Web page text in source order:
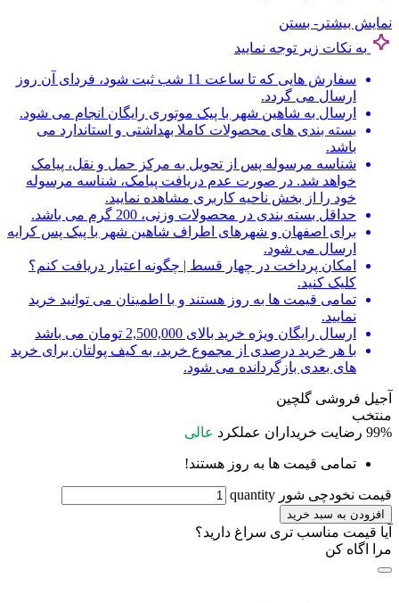
نمایش بیشتر - بستن
به نکات زیر توجه نمایید
سفارش هایی که تا ساعت 11 شب ثبت شود، فردای آن روز
ارسال می گردد.
ارسال به شاهین شهر با پیک موتوری رایگان انجام می شود.
بسته بندی های محصولات کاملا بهداشتی و استاندارد می
باشد.
شناسه مرسوله پس از تحویل به مرکز حمل و نقل، پیامک
خواهد شد. در صورت عدم دریافت پیامک، شناسه مرسوله
خود را از بخش ناحیه کاربری مشاهده نمایید.
حداقل بسته بندی در محصولات وزنی، 200 گرم می باشد.
برای اصفهان و شهرهای اطراف شاهین شهر با پیک پس کرایه
ارسال می شود.
امکان پرداخت در چهار قسط | چگونه اعتبار دریافت کنم؟
کلیک کنید.
تمامی قیمت ها به روز هستند و با اطمینان می توانید خرید
نمایید.
ارسال رایگان ویژه خرید بالای 2,500,000 تومان می باشد
با هر خرید درصدی از مجموع خرید، به کیف پولتان برای خرید
های بعدی بازگردانده می شود.
آجیل فروشی گلچین
منتخب
99% رضایت خریداران عملکرد عالی
تمامی قیمت ها به روز هستند!
قیمت نخودچی شور quantity
افزودن به سبد خرید
آیا قیمت مناسب تری سراغ دارید؟
مرا اگاه کن